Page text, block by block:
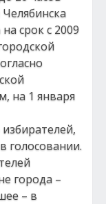
срок с 2009
на 1 января
голосовании.
города –
– в